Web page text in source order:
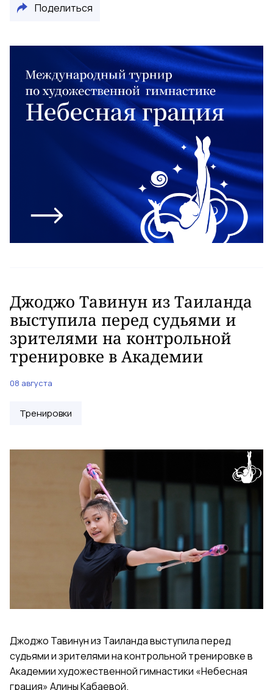
Поделиться
Джоджо Тавинун из Таиланда
выступила перед судьями и
зрителями на контрольной
тренировке в Академии
08 августа
Тренировки
Джоджо Тавинун из Таиланда выступила перед
судьями и зрителями на контрольной тренировке в
Академии художественной гимнастики «Небесная
грация» Алины Кабаевой.